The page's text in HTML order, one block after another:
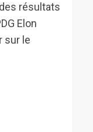
résultats
Elon
sur le